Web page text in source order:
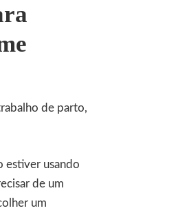
de parto,
estiver usando
de um
um